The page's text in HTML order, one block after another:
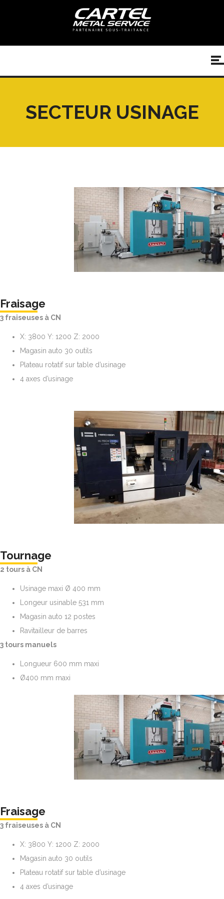
SECTEUR USINAGE
Fraisage
3 fraiseuses à CN
X: 3800 Y: 1200 Z: 2000
Magasin auto 30 outils
Plateau rotatif sur table d’usinage
4 axes d’usinage
Tournage
2 tours à CN
Usinage maxi Ø 400 mm
Longeur usinable 531 mm
Magasin auto 12 postes
Ravitailleur de barres
3 tours manuels
Longueur 600 mm maxi
Ø400 mm maxi
Fraisage
3 fraiseuses à CN
X: 3800 Y: 1200 Z: 2000
Magasin auto 30 outils
Plateau rotatif sur table d’usinage
4 axes d’usinage